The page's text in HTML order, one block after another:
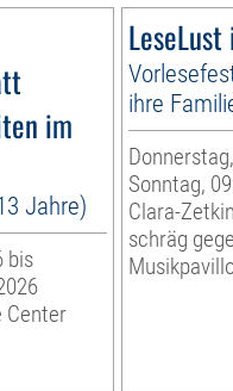
im
Jahre)
bis
Center
ihre
Sonntag,
Clara-
schräg